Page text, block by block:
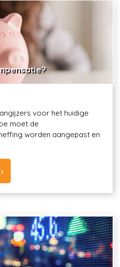
voor het huidige
moet de
worden aangepast en